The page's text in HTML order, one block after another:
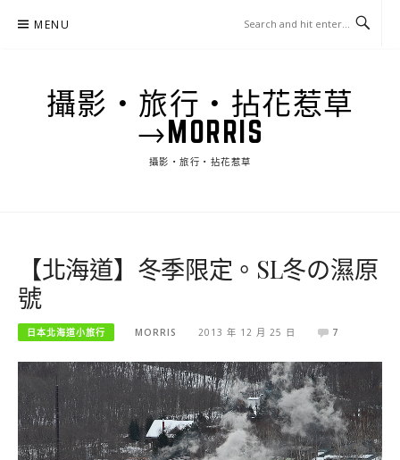
MENU
攝影‧旅行‧拈花惹草
→MORRIS
攝影‧旅行‧拈花惹草
【北海道】冬季限定。SL冬の濕原
號
日本北海道小旅行 MORRIS 2013 年 12 月 25 日 7